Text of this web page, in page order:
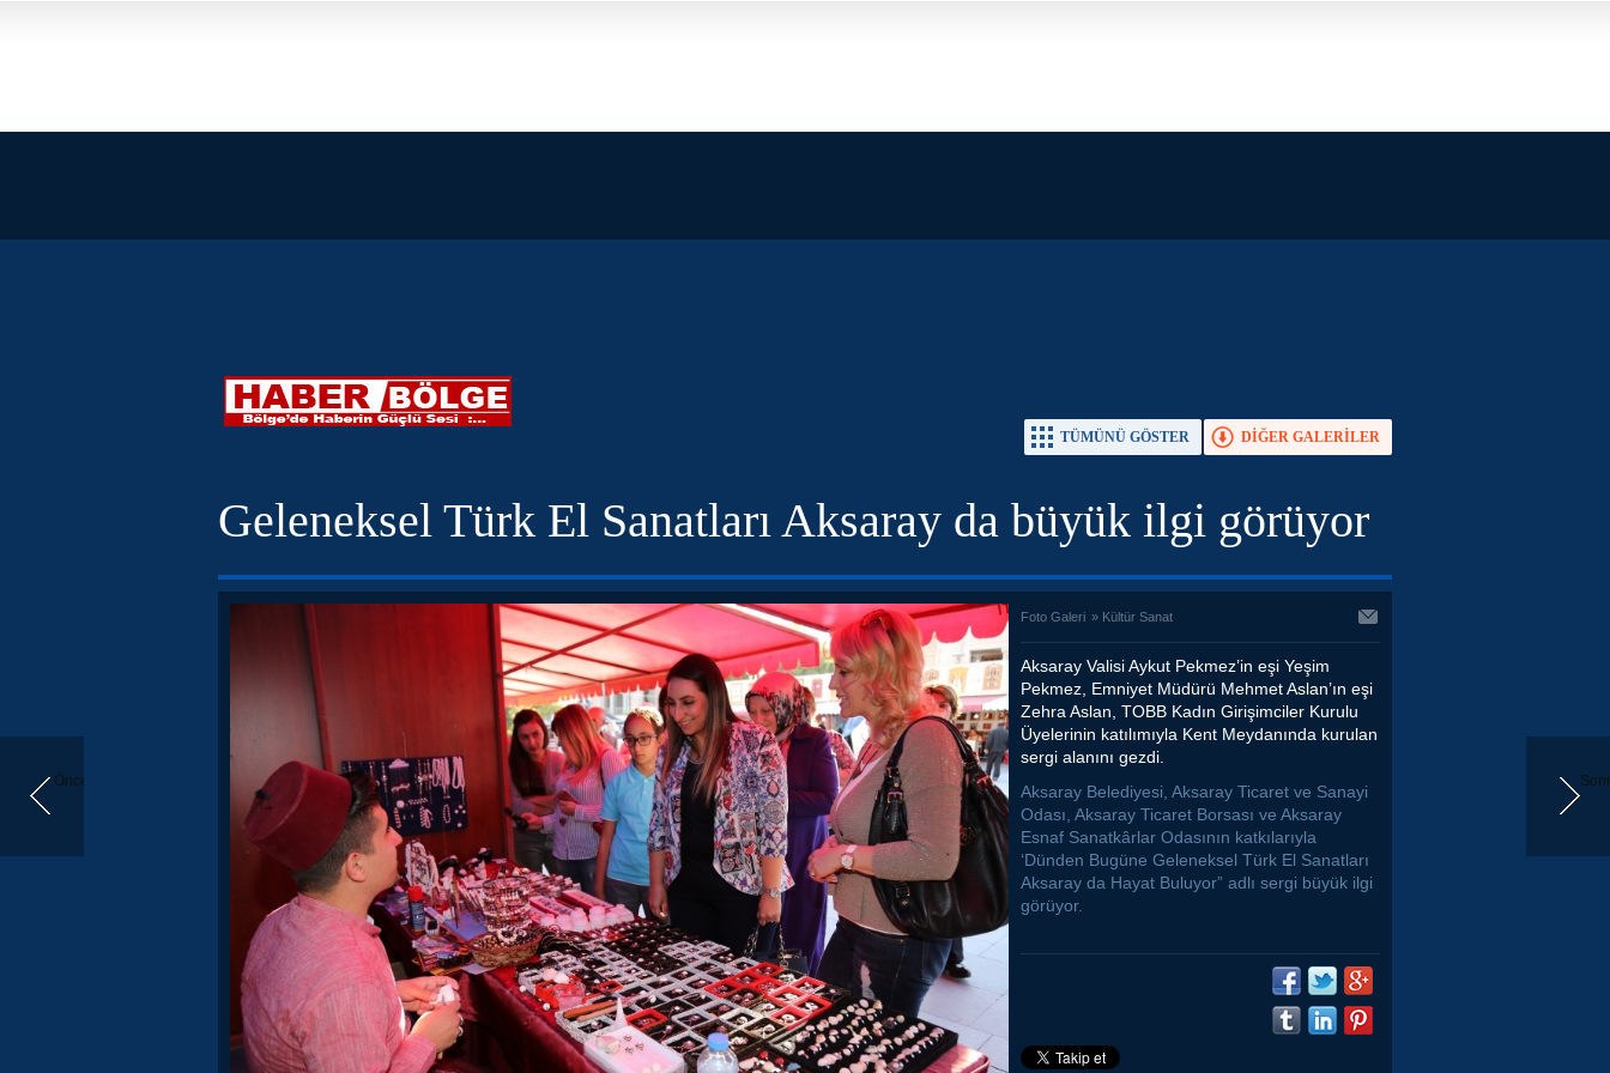
Önceki
DİĞER GALERİLER
TÜMÜNÜ GÖSTER
Geleneksel Türk El Sanatları Aksaray da büyük ilgi görüyor
Foto Galeri » Kültür Sanat
Aksaray Valisi Aykut Pekmez’in eşi Yeşim
Pekmez, Emniyet Müdürü Mehmet Aslan’ın eşi
Zehra Aslan, TOBB Kadın Girişimciler Kurulu
Üyelerinin katılımıyla Kent Meydanında kurulan
sergi alanını gezdi.
Aksaray Belediyesi, Aksaray Ticaret ve Sanayi
Odası, Aksaray Ticaret Borsası ve Aksaray
Esnaf Sanatkârlar Odasının katkılarıyla
‘Dünden Bugüne Geleneksel Türk El Sanatları
Aksaray da Hayat Buluyor” adlı sergi büyük ilgi
görüyor.